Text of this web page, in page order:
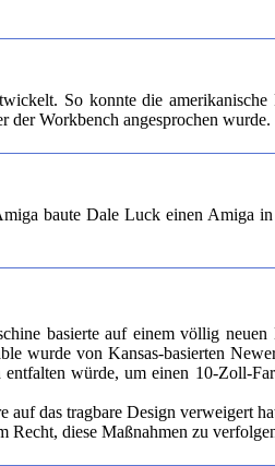
So konnte die
Workbench angesprochen wurde.
baute Dale Luck einen Amiga
basierte auf einem völlig
wurde von Kansas-basierten
würde, um einen 10-Zoll-
das tragbare Design verweigert
diese Maßnahmen zu